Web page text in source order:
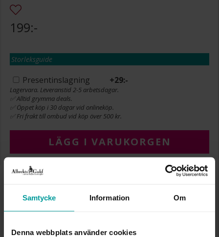
Samtycke Information Om
Denna webbplats använder cookies
199:-
Storleksguide
Presentinslagning +29:-
Lagervara. Leveranstid 2-5 arbetsdagar.
✅ Alltid grymma deals.
✅ Öppet köp i 30 dagar vid onlineköp.
✅ Fri frakt till ombud vid köp över 500 kr.
LÄGG I VARUKORGEN
VARUMÄRKE
Albrekts Guld